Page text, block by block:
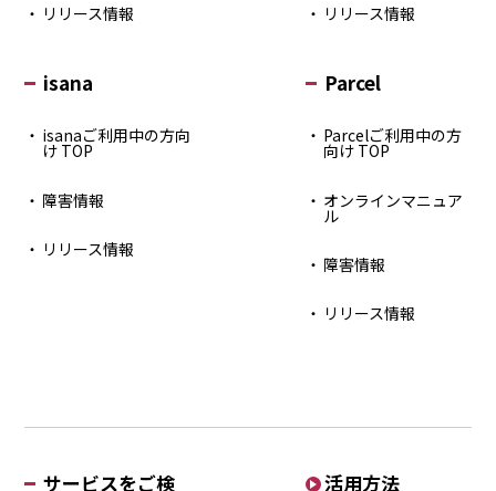
リリース情報 リリース情報
isana
isanaご利用中の方向
け TOP
障害情報
リリース情報
Parcel
Parcelご利用中の方
向け TOP
オンラインマニュア
ル
障害情報
リリース情報
サービスをご検
活用方法